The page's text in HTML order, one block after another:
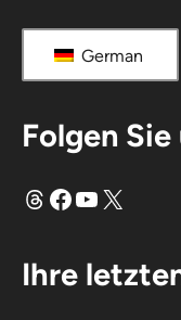
German
Folgen Sie
Fäden
Facebook
YouTube
X
Ihre